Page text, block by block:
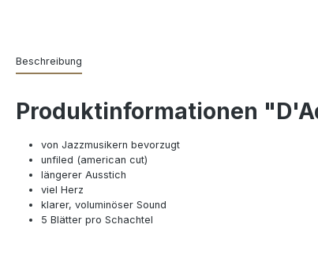
Beschreibung
Produktinformationen
von Jazzmusikern bevorzugt
unfiled (american cut)
längerer Ausstich
viel Herz
klarer, voluminöser Sound
5 Blätter pro Schachtel